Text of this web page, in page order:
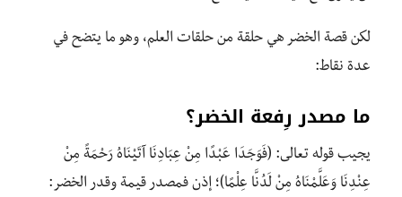
لكن قصة الخضر هي حلقة من حلقات العلم، وهو ما يتضح في
عدة نقاط:
ما مصدر رِفعة الخضر؟
يجيب قوله تعالى: (فَوَجَدَا عَبْدًا مِنْ عِبَادِنَا آتَيْنَاهُ رَحْمَةً مِنْ
عِنْدِنَا وَعَلَّمْنَاهُ مِنْ لَدُنَّا عِلْمًا)؛ إذن فمصدر قيمة وقدر الخضر: